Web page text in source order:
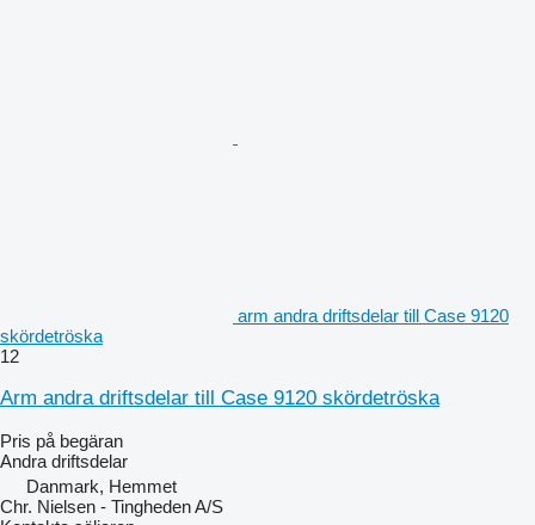
arm andra driftsdelar till Case 9120
skördetröska
12
Arm andra driftsdelar till Case 9120 skördetröska
Pris på begäran
Andra driftsdelar
Danmark, Hemmet
Chr. Nielsen - Tingheden A/S